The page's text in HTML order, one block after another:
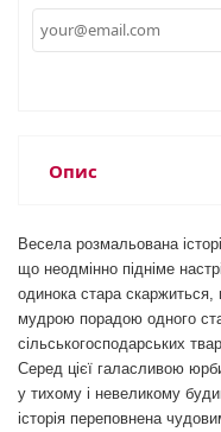
Опис
Весела розмальована
що неодмінно підніме
одинока стара
мудрою порадою одного
сільськогосподарських
Серед цієї галасливою
у тихому і невеликому
історія переповнена